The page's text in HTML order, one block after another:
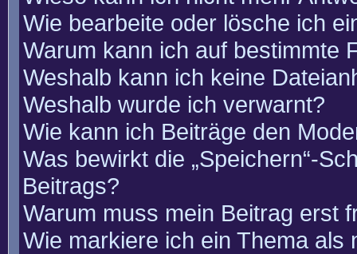
Wie bearbeite oder lösche ich
Warum kann ich auf bestimmte
Weshalb kann ich keine
Weshalb wurde ich verwarnt?
Wie kann ich Beiträge den
Was bewirkt die „Speichern“-
Beitrags?
Warum muss mein Beitrag erst
Wie markiere ich ein Thema als